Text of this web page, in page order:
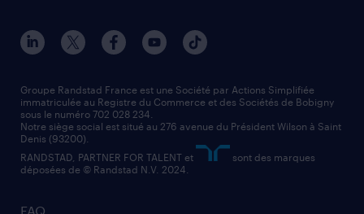
manutentionnaire
assistant administratif
comptable
contact entreprise
faq intérim / recrutement
nos agences par ville
nos agences par région
nos cabinets de recrutement
FAQ
Groupe Randstad France est une Société par Actions Simplifiée
immatriculée au Registre du Commerce et des Sociétés de Bobigny
sous le numéro 702 028 234.
Notre siège social est situé au 276 avenue du Président Wilson à Saint
Denis (93200).
RANDSTAD, PARTNER FOR TALENT et
sont des marques
déposées de © Randstad N.V. 2024.